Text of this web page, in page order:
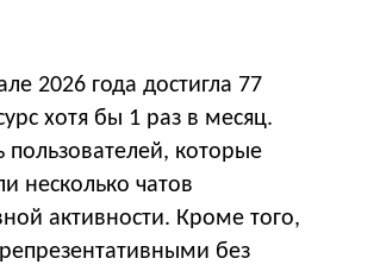
2026 года достигла 77
хотя бы 1 раз в месяц.
пользователей, которые
несколько чатов
активности. Кроме того,
без